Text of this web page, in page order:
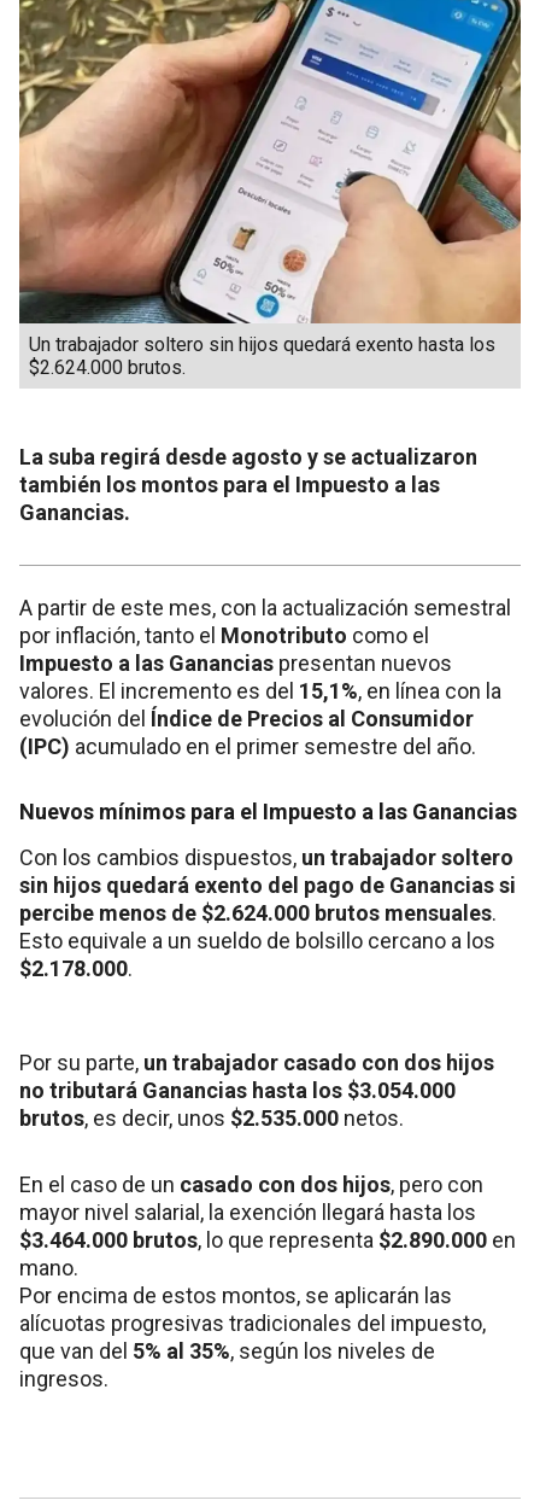
Un trabajador soltero sin hijos quedará exento hasta los
$2.624.000 brutos.
La suba regirá desde agosto y se actualizaron
también los montos para el Impuesto a las
Ganancias.
A partir de este mes, con la actualización semestral
por inflación, tanto el Monotributo como el
Impuesto a las Ganancias presentan nuevos
valores. El incremento es del 15,1%, en línea con la
evolución del Índice de Precios al Consumidor
(IPC) acumulado en el primer semestre del año.
Nuevos mínimos para el Impuesto a las Ganancias
Con los cambios dispuestos, un trabajador soltero
sin hijos quedará exento del pago de Ganancias si
percibe menos de $2.624.000 brutos mensuales.
Esto equivale a un sueldo de bolsillo cercano a los
$2.178.000.
Por su parte, un trabajador casado con dos hijos
no tributará Ganancias hasta los $3.054.000
brutos, es decir, unos $2.535.000 netos.
En el caso de un casado con dos hijos, pero con
mayor nivel salarial, la exención llegará hasta los
$3.464.000 brutos, lo que representa $2.890.000 en
mano.
Por encima de estos montos, se aplicarán las
alícuotas progresivas tradicionales del impuesto,
que van del 5% al 35%, según los niveles de
ingresos.